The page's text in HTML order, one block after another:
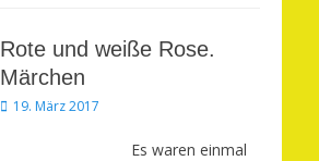
Rote und weiße Rose.
Märchen
Veröffentlicht
19. März 2017
Es waren einmal